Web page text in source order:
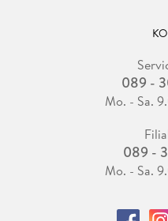
089 -
Mo. - Sa.
089 -
Mo. - Sa.